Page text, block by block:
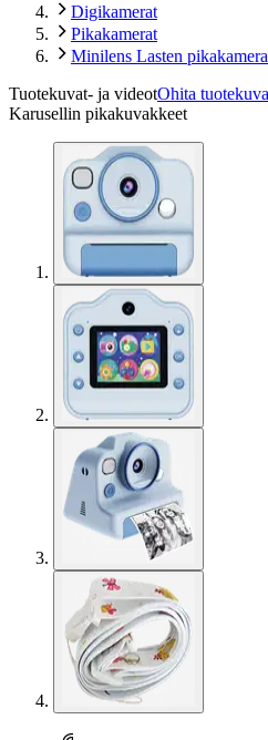
Digikamerat
Pikakamerat
Minilens Lasten
Tuotekuvat- ja videotOhita
Karusellin pikakuvakkeet